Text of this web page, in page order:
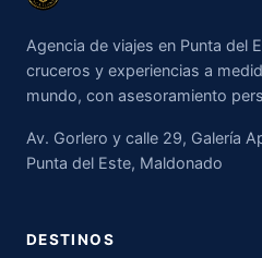
Agencia de viajes en Punta del
cruceros y experiencias a
mundo, con asesoramiento
Av. Gorlero y calle 29, Galería
Punta del Este, Maldonado
DESTINOS